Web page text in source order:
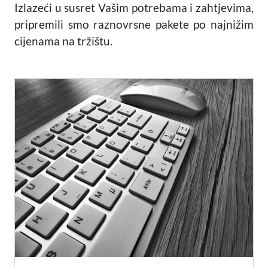
Izlazeći u susret Vašim potrebama i zahtjevima,
pripremili smo raznovrsne pakete po najnižim
cijenama na tržištu.